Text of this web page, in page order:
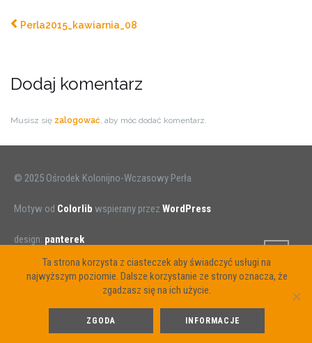
Perla2015_kawiarnia_08
Dodaj komentarz
Musisz się zalogować , aby móc dodać komentarz.
© 2025 Ośrodek Kolonijno-Wczasowy Perła
Motyw od Colorlib wspierany przez WordPress
design: panterek
Ta strona korzysta z ciasteczek aby świadczyć usługi na
najwyższym poziomie. Dalsze korzystanie ze strony oznacza, że
zgadzasz się na ich użycie.
ZGODA INFORMACJE